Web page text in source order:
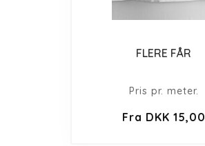
FLERE FÅR
Pris pr. meter.
Fra DKK 15,00